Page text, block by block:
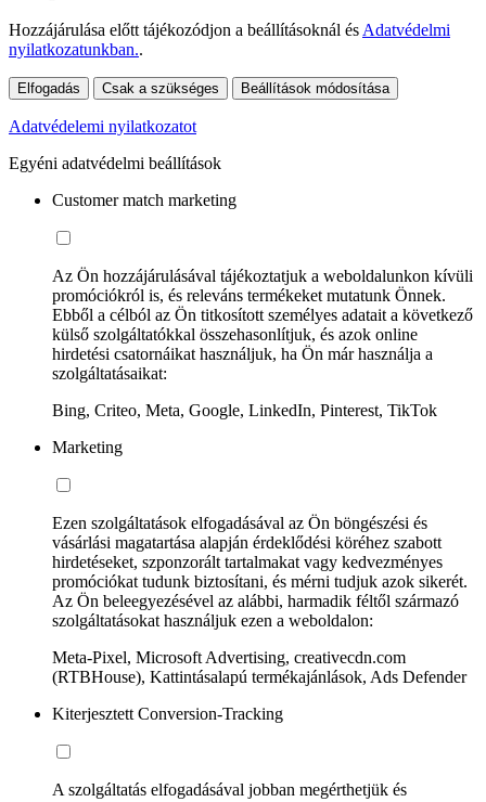
Hozzájárulása előtt tájékozódjon a beállításoknál és Adatvédelmi
nyilatkozatunkban..
Elfogadás Csak a szükséges Beállítások módosítása
Adatvédelemi nyilatkozatot
Egyéni adatvédelmi beállítások
Customer match marketing
Az Ön hozzájárulásával tájékoztatjuk a weboldalunkon kívüli
promóciókról is, és releváns termékeket mutatunk Önnek.
Ebből a célból az Ön titkosított személyes adatait a következő
külső szolgáltatókkal összehasonlítjuk, és azok online
hirdetési csatornáikat használjuk, ha Ön már használja a
szolgáltatásaikat:
Bing, Criteo, Meta, Google, LinkedIn, Pinterest, TikTok
Marketing
Ezen szolgáltatások elfogadásával az Ön böngészési és
vásárlási magatartása alapján érdeklődési köréhez szabott
hirdetéseket, szponzorált tartalmakat vagy kedvezményes
promóciókat tudunk biztosítani, és mérni tudjuk azok sikerét.
Az Ön beleegyezésével az alábbi, harmadik féltől származó
szolgáltatásokat használjuk ezen a weboldalon:
Meta-Pixel, Microsoft Advertising, creativecdn.com
(RTBHouse), Kattintásalapú termékajánlások, Ads Defender
Kiterjesztett Conversion-Tracking
A szolgáltatás elfogadásával jobban megérthetjük és